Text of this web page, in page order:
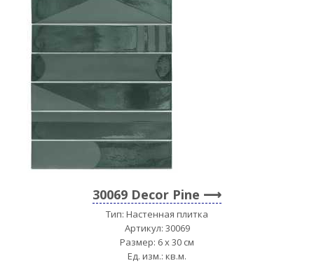
30069 Decor Pine
Тип: Настенная плитка
Артикул: 30069
Размер: 6 x 30 см
Ед. изм.: кв.м.